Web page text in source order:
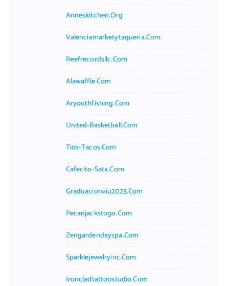
Anneskitchen.org
Valenciamarketytaqueria.com
Reefrecordsllc.com
Alawaffle.com
Aryouthfishing.com
United-Basketball.com
Tios-Tacos.com
Cafecito-Satx.com
Graduacionviu2023.com
Pecanjackstogo.com
Zengardendayspa.com
Sparklejewelryinc.com
Ironcladtattoostudio.com